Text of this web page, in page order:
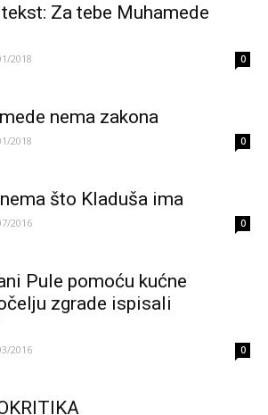
Za tebe Muhamede
2018 0
nema zakona
2018 0
što Kladuša ima
2016 0
Pule pomoću kućne
zgrade ispisali
2016 0